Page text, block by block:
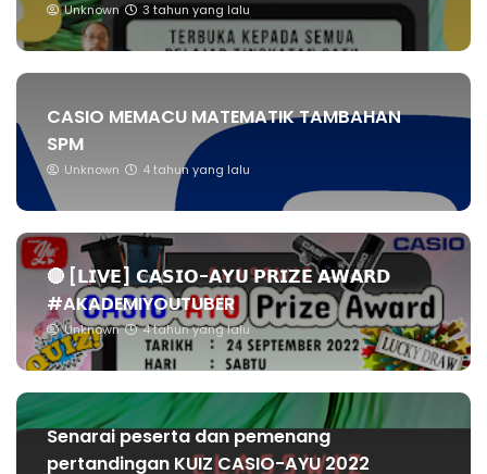
Unknown 3 tahun yang lalu
CASIO MEMACU MATEMATIK TAMBAHAN
SPM
Unknown 4 tahun yang lalu
🔴 [𝗟𝗜𝗩𝗘] 𝗖𝗔𝗦𝗜𝗢-𝗔𝗬𝗨 𝗣𝗥𝗜𝗭𝗘 𝗔𝗪𝗔𝗥𝗗
#AKADEMIYOUTUBER
Unknown 4 tahun yang lalu
Senarai peserta dan pemenang
pertandingan KUIZ CASIO-AYU 2022